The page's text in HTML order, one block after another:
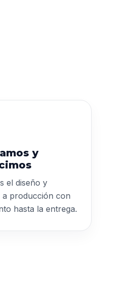
y
el diseño y
a producción con
hasta la entrega.